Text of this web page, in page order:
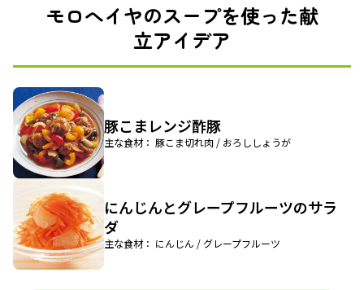
モロへイヤのスープを使った献
立アイデア
豚こまレンジ酢豚
主な食材： 豚こま切れ肉 / おろししょうが
にんじんとグレープフルーツのサラ
ダ
主な食材： にんじん / グレープフルーツ